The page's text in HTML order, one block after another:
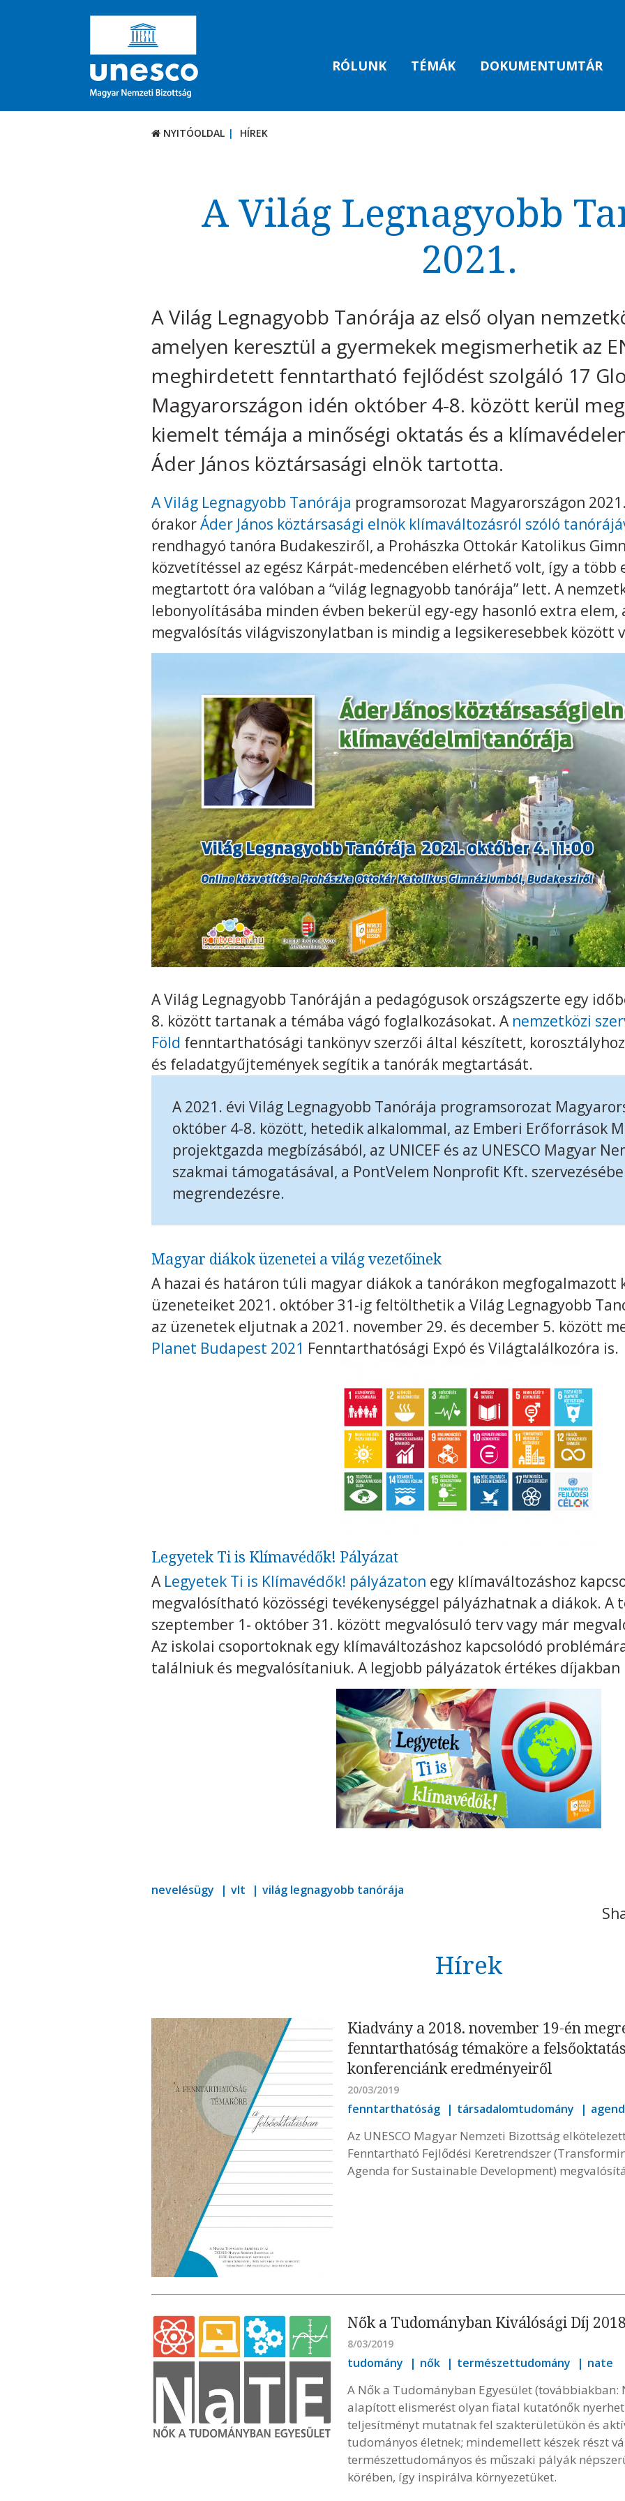
RÓLUNK TÉMÁK DOKUMENTUMTÁR
NYITÓOLDAL HÍREK
A Világ Legnagyobb
2021.
A Világ Legnagyobb Tanórája az első olyan
amelyen keresztül a gyermekek megismerhetik az
meghirdetett fenntartható fejlődést szolgáló 17
Magyarországon idén október 4-8. között kerül
kiemelt témája a minőségi oktatás és a
Áder János köztársasági elnök tartotta.
A Világ Legnagyobb Tanórája programsorozat Magyarországon
órakorÁder János köztársasági elnök klímaváltozásról szóló
rendhagyó tanóra Budakesziről, a Prohászka Ottokár Katolikus
közvetítéssel az egész Kárpát-medencében elérhető volt, így a több
megtartott óra valóban a “világ legnagyobb tanórája” lett. A
lebonyolításába minden évben bekerül egy-egy hasonló extra
megvalósítás világviszonylatban is mindig a legsikeresebbek között
A Világ Legnagyobb Tanóráján a pedagógusok országszerte egy
8. között tartanak a témába vágó foglalkozásokat. A nemzetközi
Föld fenntarthatósági tankönyv szerzői által készített,
és feladatgyűjtemények segítik a tanórák megtartását.
A 2021. évi Világ Legnagyobb Tanórája programsorozat
október 4-8. között, hetedik alkalommal, az Emberi Erőforrások
projektgazda megbízásából, az UNICEF és az UNESCO Magyar
szakmai támogatásával, a PontVelem Nonprofit Kft.
megrendezésre.
Magyar diákok üzenetei a világ vezetőinek
A hazai és határon túli magyar diákok a tanórákon megfogalmazott
üzeneteiket 2021. október 31-ig feltölthetik a Világ Legnagyobb
az üzenetek eljutnak a 2021. november 29. és december 5. között
Planet Budapest 2021 Fenntarthatósági Expó és Világtalálkozóra is.
Legyetek Ti is Klímavédők! Pályázat
A Legyetek Ti is Klímavédők! pályázaton egy klímaváltozáshoz
megvalósítható közösségi tevékenységgel pályázhatnak a diákok. A
szeptember 1- október 31. között megvalósuló terv vagy már
Az iskolai csoportoknak egy klímaváltozáshoz kapcsolódó
találniuk és megvalósítaniuk. A legjobb pályázatok értékes
nevelésügy vlt világ legnagyobb tanórája
Hírek
Kiadvány a 2018. november 19-én
fenntarthatóság témaköre a
konferenciánk eredményeiről
20/03/2019
fenntarthatóság társadalomtudomány
Az UNESCO Magyar Nemzeti Bizottság
Fenntartható Fejlődési Keretrendszer
Agenda for Sustainable Development)
Nők a Tudományban Kiválósági Díj
8/03/2019
tudomány nők természettudomány nate
A Nők a Tudományban Egyesület (továbbiakban:
alapított elismerést olyan fiatal kutatónők
teljesítményt mutatnak fel szakterületükön és
tudományos életnek; mindemellett készek részt
természettudományos és műszaki pályák
körében, így inspirálva környezetüket.